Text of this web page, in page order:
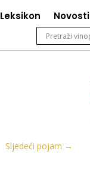
Leksikon Novosti
Sljedeći pojam →